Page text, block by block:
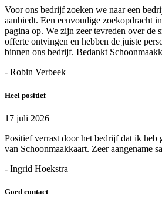
Voor ons bedrijf zoeken we naar een
aanbiedt. Een eenvoudige zoekopdracht
pagina op. We zijn zeer tevreden over de
offerte ontvingen en hebben de juiste
binnen ons bedrijf. Bedankt
- Robin Verbeek
Heel positief
17 juli 2026
Positief verrast door het bedrijf dat ik heb
van Schoonmaakkaart. Zeer aangename
- Ingrid Hoekstra
Goed contact